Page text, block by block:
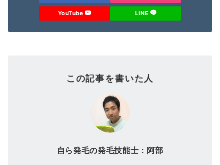
YouTube LINE
この記事を書いた人
自ら発毛の発毛技能士：阿部